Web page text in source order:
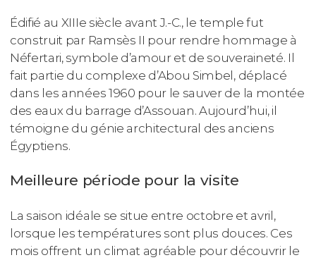
Édifié au XIIIe siècle avant J.-C., le temple fut
construit par Ramsès II pour rendre hommage à
Néfertari, symbole d’amour et de souveraineté. Il
fait partie du complexe d’Abou Simbel, déplacé
dans les années 1960 pour le sauver de la montée
des eaux du barrage d’Assouan. Aujourd’hui, il
témoigne du génie architectural des anciens
Égyptiens.
Meilleure période pour la visite
La saison idéale se situe entre octobre et avril,
lorsque les températures sont plus douces. Ces
mois offrent un climat agréable pour découvrir le